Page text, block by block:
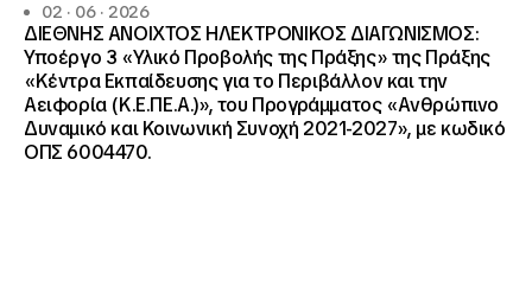
02 · 06 · 2026
ΔΙΕΘΝΗΣ ΑΝΟΙΧΤΟΣ ΗΛΕΚΤΡΟΝΙΚΟΣ ΔΙΑΓΩΝΙΣΜΟΣ:
Υποέργο 3 «Υλικό Προβολής της Πράξης» της Πράξης
«Κέντρα Εκπαίδευσης για το Περιβάλλον και την
Αειφορία (Κ.Ε.ΠΕ.Α.)», του Προγράμματος «Ανθρώπινο
Δυναμικό και Κοινωνική Συνοχή 2021-2027», με κωδικό
ΟΠΣ 6004470.